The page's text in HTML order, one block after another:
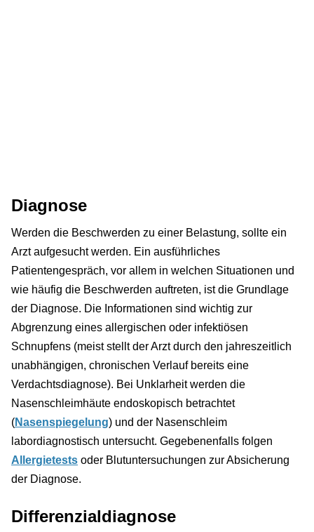
Diagnose
Werden die Beschwerden zu einer Belastung, sollte ein
Arzt aufgesucht werden. Ein ausführliches
Patientengespräch, vor allem in welchen Situationen und
wie häufig die Beschwerden auftreten, ist die Grundlage
der Diagnose. Die Informationen sind wichtig zur
Abgrenzung eines allergischen oder infektiösen
Schnupfens (meist stellt der Arzt durch den jahreszeitlich
unabhängigen, chronischen Verlauf bereits eine
Verdachtsdiagnose). Bei Unklarheit werden die
Nasenschleimhäute endoskopisch betrachtet
(Nasenspiegelung) und der Nasenschleim
labordiagnostisch untersucht. Gegebenenfalls folgen
Allergietests oder Blutuntersuchungen zur Absicherung
der Diagnose.
Differenzialdiagnose